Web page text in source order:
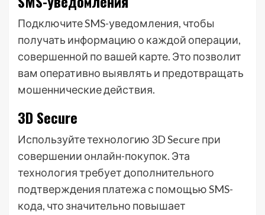
Подключите SMS-уведомления, чтобы
получать информацию о каждой операции,
совершенной по вашей карте. Это позволит
вам оперативно выявлять и предотвращать
мошеннические действия.
3D Secure
Используйте технологию 3D Secure при
совершении онлайн-покупок. Эта
технология требует дополнительного
подтверждения платежа с помощью SMS-
кода, что значительно повышает